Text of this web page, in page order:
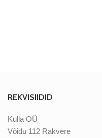
REKVISIIDID
Kulla OÜ
Võidu 112 Rakvere